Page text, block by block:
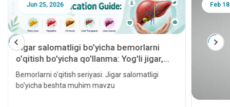
Jun 25, 2026
Jigar salomatligi bo'yicha bemorlarni
o'qitish bo'yicha qo'llanma: Yog'li jigar,
gepatit, sirroz, jigar transplantatsiyasi va
jigar saratoni
Bemorlarni o'qitish seriyasi: Jigar salomatligi
bo'yicha beshta muhim mavzu
Feb